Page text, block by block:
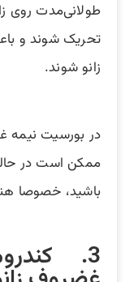
طولانی‌مدت روی
تحریک شوند و
زانو شوند.
در بورسیت نیمه
ممکن است در
باشید، خصوصا
3.